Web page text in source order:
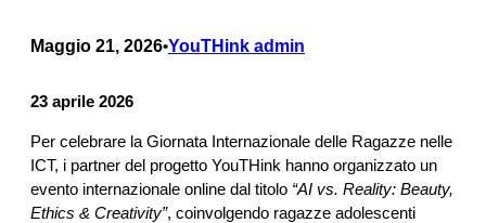
Maggio 21, 2026•YouTHink admin
23 aprile 2026
Per celebrare la Giornata Internazionale delle Ragazze nelle
ICT, i partner del progetto YouTHink hanno organizzato un
evento internazionale online dal titolo “AI vs. Reality: Beauty,
Ethics & Creativity”, coinvolgendo ragazze adolescenti